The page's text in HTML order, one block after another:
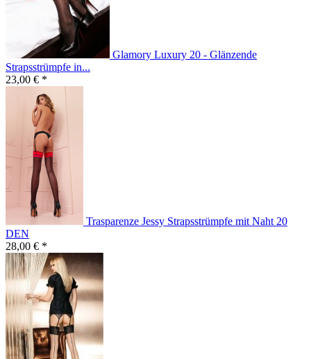
Glamory Luxury 20 - Glänzende
Strapsstrümpfe in...
23,00 € *
Trasparenze Jessy Strapsstrümpfe mit Naht 20
DEN
28,00 € *